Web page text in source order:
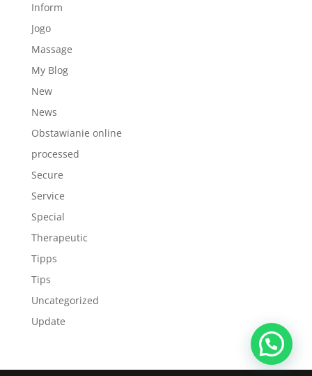
Inform
Jogo
Massage
My Blog
New
News
Obstawianie online
processed
Secure
Service
Special
Therapeutic
Tipps
Tips
Uncategorized
Update